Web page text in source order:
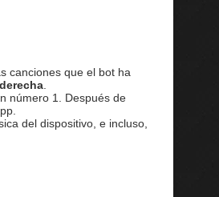
canciones que el bot ha
número 1. Después de
del dispositivo, e incluso,